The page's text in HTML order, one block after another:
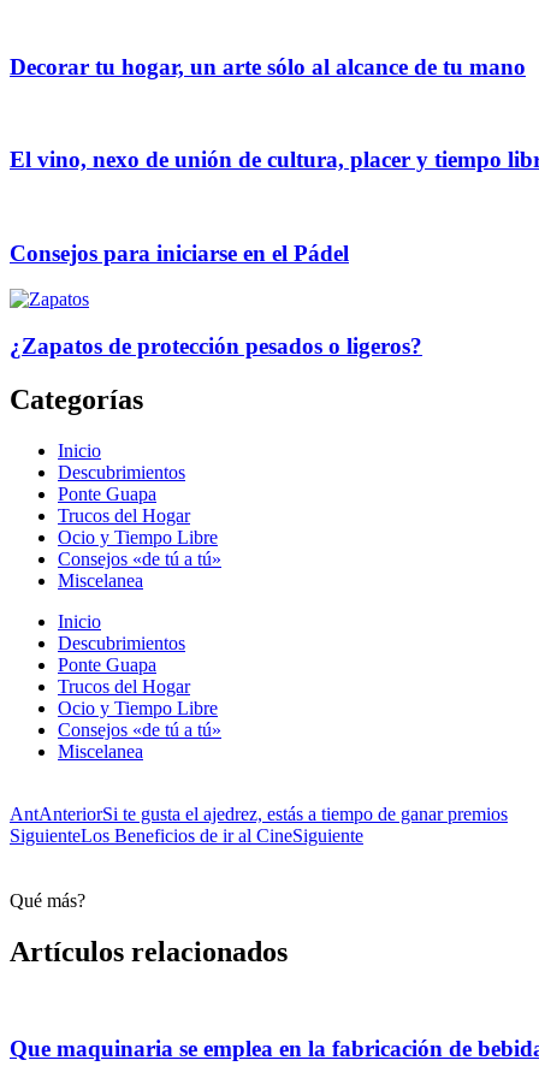
Decorar tu hogar, un arte sólo al alcance de tu mano
El vino, nexo de unión de cultura, placer y tiempo
Consejos para iniciarse en el Pádel
¿Zapatos de protección pesados o ligeros?
Categorías
Inicio
Descubrimientos
Ponte Guapa
Trucos del Hogar
Ocio y Tiempo Libre
Consejos «de tú a tú»
Miscelanea
Inicio
Descubrimientos
Ponte Guapa
Trucos del Hogar
Ocio y Tiempo Libre
Consejos «de tú a tú»
Miscelanea
AntAnteriorSi te gusta el ajedrez, estás a tiempo de ganar premios
SiguienteLos Beneficios de ir al CineSiguiente
Qué más?
Artículos relacionados
Que maquinaria se emplea en la fabricación de